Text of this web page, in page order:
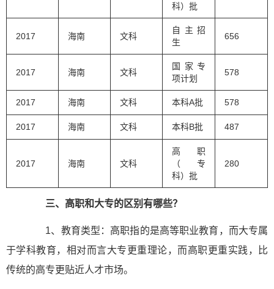
科）批
2017 海南 文科
自主招
生
656
2017 海南 文科
国家专
项计划
578
2017 海南 文科 本科A批 578
2017 海南 文科 本科B批 487
2017 海南 文科
高职
（专
科）批
280
三、高职和大专的区别有哪些？
1、教育类型：高职指的是高等职业教育，而大专属
于学科教育，相对而言大专更重理论，而高职更重实践，比
传统的高专更贴近人才市场。